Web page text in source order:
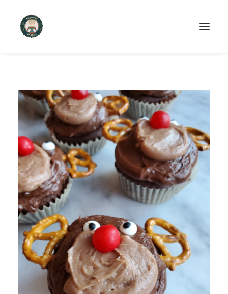
PRODUITS ET SERVICES
NOUS CONTACTER
RECETTES
FAQ
SEARCH